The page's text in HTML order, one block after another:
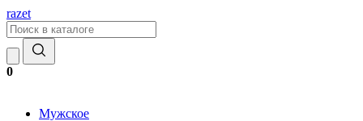
razet
0
Мужское